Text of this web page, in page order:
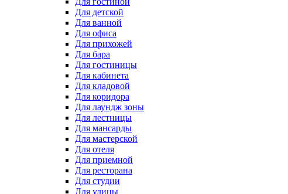
Для детской
Для ванной
Для офиса
Для прихожей
Для бара
Для гостиницы
Для кабинета
Для кладовой
Для коридора
Для лаундж зоны
Для лестницы
Для мансарды
Для мастерской
Для отеля
Для приемной
Для ресторана
Для студии
Для улицы